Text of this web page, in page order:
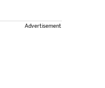
Advertisement